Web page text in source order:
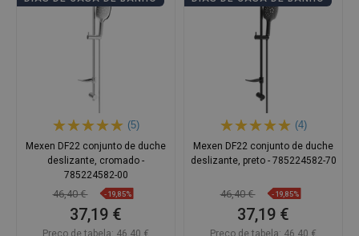
(5)
Mexen DF22 conjunto de duche
deslizante, cromado -
785224582-00
46,40 € -19,85%
37,19 €
Preço de tabela: 46,40 €
(4)
Mexen DF22 conjunto de duche
deslizante, preto - 785224582-70
46,40 € -19,85%
37,19 €
Preço de tabela: 46,40 €